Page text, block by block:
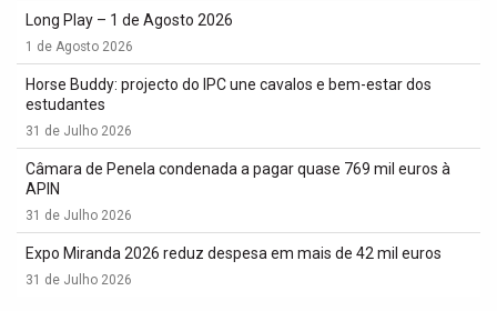
Long Play – 1 de Agosto 2026
1 de Agosto 2026
Horse Buddy: projecto do IPC une cavalos e bem-estar dos
estudantes
31 de Julho 2026
Câmara de Penela condenada a pagar quase 769 mil euros à
APIN
31 de Julho 2026
Expo Miranda 2026 reduz despesa em mais de 42 mil euros
31 de Julho 2026